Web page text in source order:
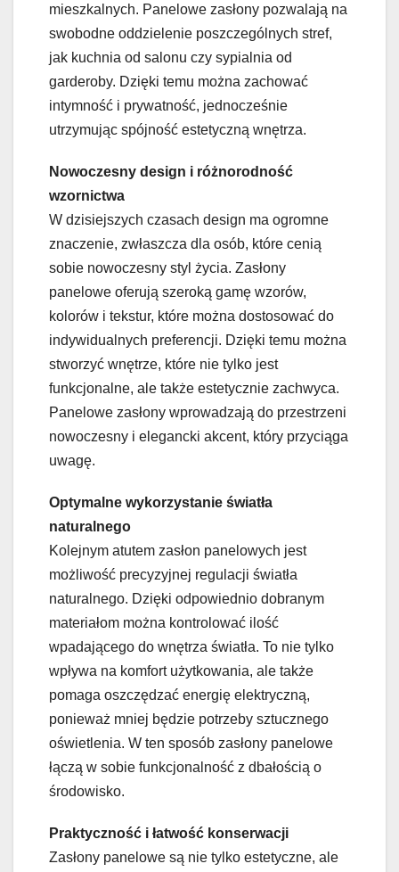
mieszkalnych. Panelowe zasłony pozwalają na
swobodne oddzielenie poszczególnych stref,
jak kuchnia od salonu czy sypialnia od
garderoby. Dzięki temu można zachować
intymność i prywatność, jednocześnie
utrzymując spójność estetyczną wnętrza.
Nowoczesny design i różnorodność
wzornictwa
W dzisiejszych czasach design ma ogromne
znaczenie, zwłaszcza dla osób, które cenią
sobie nowoczesny styl życia. Zasłony
panelowe oferują szeroką gamę wzorów,
kolorów i tekstur, które można dostosować do
indywidualnych preferencji. Dzięki temu można
stworzyć wnętrze, które nie tylko jest
funkcjonalne, ale także estetycznie zachwyca.
Panelowe zasłony wprowadzają do przestrzeni
nowoczesny i elegancki akcent, który przyciąga
uwagę.
Optymalne wykorzystanie światła
naturalnego
Kolejnym atutem zasłon panelowych jest
możliwość precyzyjnej regulacji światła
naturalnego. Dzięki odpowiednio dobranym
materiałom można kontrolować ilość
wpadającego do wnętrza światła. To nie tylko
wpływa na komfort użytkowania, ale także
pomaga oszczędzać energię elektryczną,
ponieważ mniej będzie potrzeby sztucznego
oświetlenia. W ten sposób zasłony panelowe
łączą w sobie funkcjonalność z dbałością o
środowisko.
Praktyczność i łatwość konserwacji
Zasłony panelowe są nie tylko estetyczne, ale